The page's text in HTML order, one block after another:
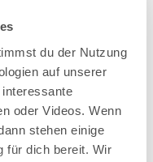
du der Nutzung
auf unserer
oder Videos. Wenn
stehen einige
für dich bereit. Wir
Längen